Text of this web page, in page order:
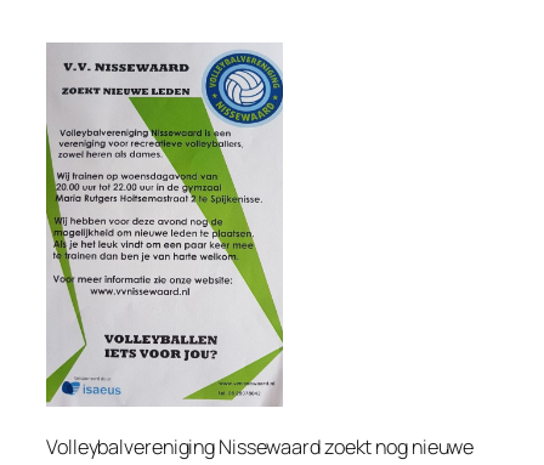
Volleybalvereniging Nissewaard zoekt nog nieuwe